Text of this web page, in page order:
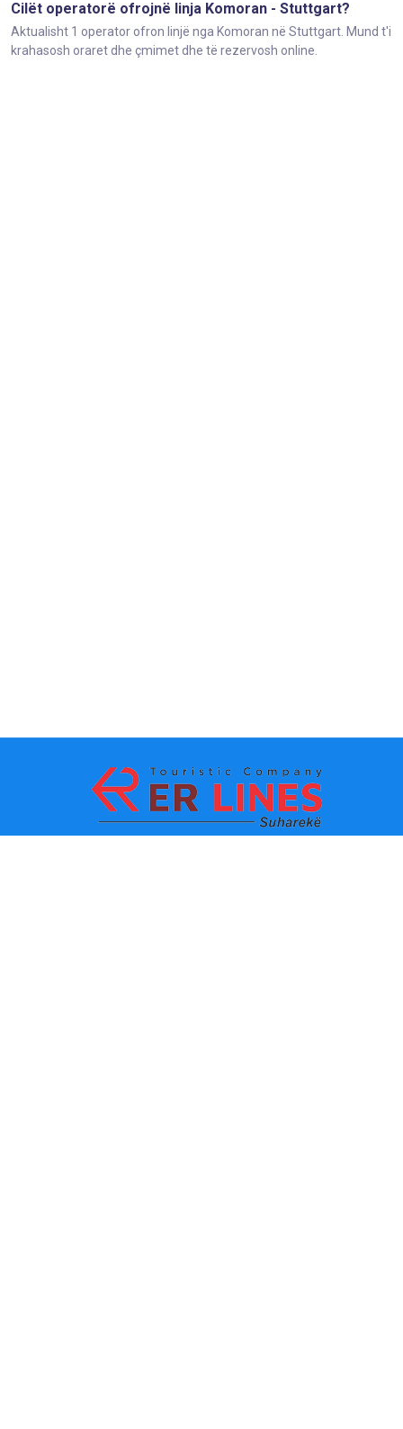
Cilët operatorë ofrojnë linja Komoran - Stuttgart?
Aktualisht 1 operator ofron linjë nga Komoran në Stuttgart. Mund t'i
krahasosh oraret dhe çmimet dhe të rezervosh online.